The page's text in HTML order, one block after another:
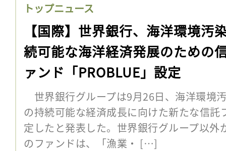
トップニュース
【国際】世界銀行、海洋環境汚
続可能な海洋経済発展のための
ァンド「PROBLUE」設定
世界銀行グループは9月26日、海洋環境
の持続可能な経済成長に向けた新たな信託
定したと発表した。世界銀行グループ以
のファンドは、「漁業・ […]